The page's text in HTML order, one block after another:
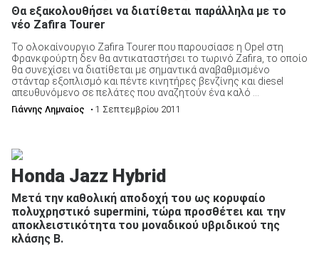
ΑΝΑΖΗΤΗΣΗ
Μεταχειρισμένα
ΑΝΑΖΗΤΗΣΗ
Θα εξακολουθήσει να διατίθεται παράλληλα με το
νέο Zafira Tourer
Το ολοκαίνουργιο Zafira Tourer που παρουσίασε η Opel στη
Φρανκφούρτη δεν θα αντικαταστήσει το τωρινό Zafira, το οποίο
θα συνεχίσει να διατίθεται με σημαντικά αναβαθμισμένο
στάνταρ εξοπλισμό και πέντε κινητήρες βενζίνης και diesel
απευθυνόμενο σε πελάτες που αναζητούν ένα καλό ...
Γιάννης Λημναίος • 1 Σεπτεμβρίου 2011
Honda Jazz Hybrid
Μετά την καθολική αποδοχή του ως κορυφαίο
πολυχρηστικό supermini, τώρα προσθέτει και την
αποκλειστικότητα του μοναδικού υβριδικού της
κλάσης Β.